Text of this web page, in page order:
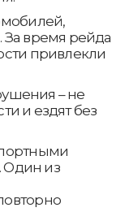
время рейда
привлекли
– не
и ездят без
Один из